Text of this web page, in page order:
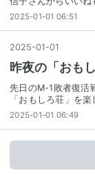
2025-01-01 06:51
2025-01 -01
昨夜の「おもし
先日のM-1敗者復活
「おもしろ荘」を
2025-01-01 06:49